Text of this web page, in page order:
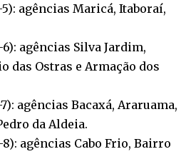
agências Maricá, Itaboraí,
agências Silva Jardim,
das Ostras e Armação dos
agências Bacaxá, Araruama,
da Aldeia.
agências Cabo Frio, Bairro